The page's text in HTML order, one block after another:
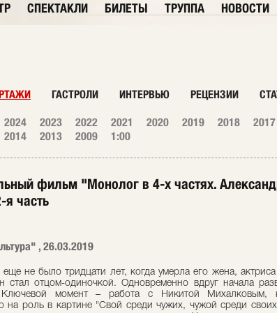
СПЕКТАКЛИ БИЛЕТЫ ТРУППА НОВОСТИ
ГАСТРОЛИ ИНТЕРВЬЮ РЕЦЕНЗИИ
2024 2023 2022 2021 2020 2019 2018
2017
2014 2013 2009 1:00
фильм "Монолог в 4-х частях.
я часть
, 26.03.2019
не было тридцати лет, когда умерла его жена, актриса
стал отцом-одиночкой. Одновременно вдруг начала
Ключевой момент – работа с Никитой Михалковым,
на роль в картине "Свой среди чужих, чужой среди